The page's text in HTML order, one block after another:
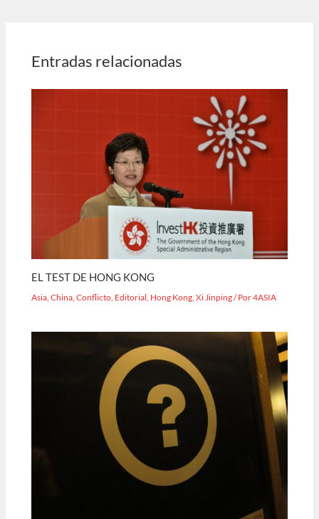
Entradas relacionadas
EL TEST DE HONG KONG
Asia ,China ,Conflicto Editorial Hong Kong ,Xi Jinping/ Por4ASIA